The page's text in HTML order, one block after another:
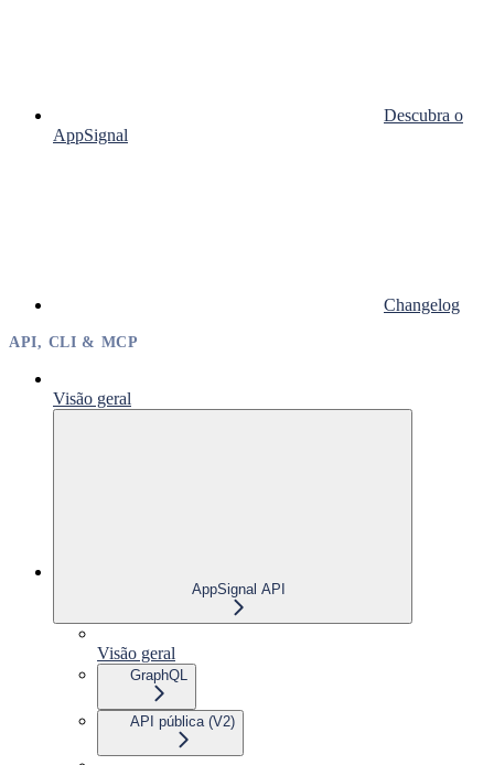
Descubra o
AppSignal
Changelog
API, CLI & MCP
Visão geral
AppSignal API
Visão geral
GraphQL
API pública (V2)